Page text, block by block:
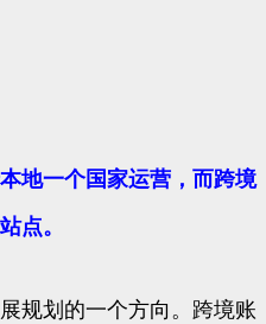
地一个国家运营，而跨境
点。
规划的一个方向。跨境账